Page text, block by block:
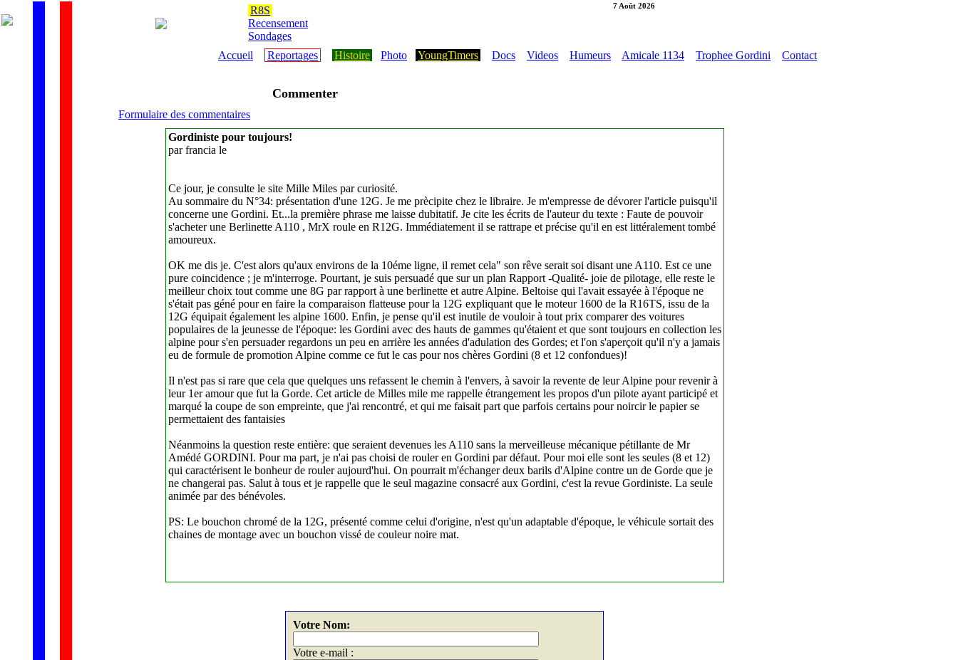
R8S
Recensement
Sondages
7 Août 2026
Accueil Reportages Histoire Photo YoungTimers Docs Videos Humeurs Amicale 1134 Trophee Gordini Contact
Commenter
Formulaire des commentaires
Gordiniste pour toujours!
par francia le
Ce jour, je consulte le site Mille Miles par curiosité.
Au sommaire du N°34: présentation d'une 12G. Je me prècipite chez le libraire. Je m'empresse de dévorer l'article puisqu'il
concerne une Gordini. Et...la première phrase me laisse dubitatif. Je cite les écrits de l'auteur du texte : Faute de pouvoir
s'acheter une Berlinette A110 , MrX roule en R12G. Immédiatement il se rattrape et précise qu'il en est littéralement tombé
amoureux.
OK me dis je. C'est alors qu'aux environs de la 10éme ligne, il remet cela" son rêve serait soi disant une A110. Est ce une
pure coincidence ; je m'interroge. Pourtant, je suis persuadé que sur un plan Rapport -Qualité- joie de pilotage, elle reste le
meilleur choix tout comme une 8G par rapport à une berlinette et autre Alpine. Beltoise qui l'avait essayée à l'époque ne
s'était pas géné pour en faire la comparaison flatteuse pour la 12G expliquant que le moteur 1600 de la R16TS, issu de la
12G équipait également les alpine 1600. Enfin, je pense qu'il est inutile de vouloir à tout prix comparer des voitures
populaires de la jeunesse de l'époque: les Gordini avec des hauts de gammes qu'étaient et que sont toujours en collection les
alpine pour s'en persuader regardons un peu en arrière les années d'adulation des Gordes; et l'on s'aperçoit qu'il n'y a jamais
eu de formule de promotion Alpine comme ce fut le cas pour nos chères Gordini (8 et 12 confondues)!
Il n'est pas si rare que cela que quelques uns refassent le chemin à l'envers, à savoir la revente de leur Alpine pour revenir à
leur 1er amour que fut la Gorde. Cet article de Milles mile me rappelle étrangement les propos d'un pilote ayant participé et
marqué la coupe de son empreinte, que j'ai rencontré, et qui me faisait part que parfois certains pour noircir le papier se
permettaient des fantaisies
Néanmoins la question reste entière: que seraient devenues les A110 sans la merveilleuse mécanique pétillante de Mr
Amédé GORDINI. Pour ma part, je n'ai pas choisi de rouler en Gordini par défaut. Pour moi elle sont les seules (8 et 12)
qui caractérisent le bonheur de rouler aujourd'hui. On pourrait m'échanger deux barils d'Alpine contre un de Gorde que je
ne changerai pas. Salut à tous et je rappelle que le seul magazine consacré aux Gordini, c'est la revue Gordiniste. La seule
animée par des bénévoles.
PS: Le bouchon chromé de la 12G, présenté comme celui d'origine, n'est qu'un adaptable d'époque, le véhicule sortait des
chaines de montage avec un bouchon vissé de couleur noire mat.
Votre Nom:
Votre e-mail :